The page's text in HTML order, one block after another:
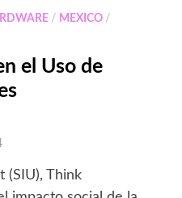
/ MEXICO/
el Uso de
(SIU), Think